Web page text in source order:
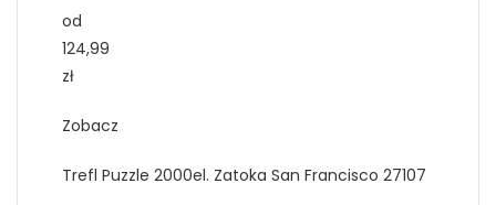
od
124,99
zł
Zobacz
Trefl Puzzle 2000el. Zatoka San Francisco 27107